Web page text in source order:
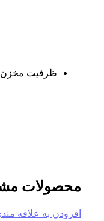
ظرفیت مخزن آسیاب: شما در هر مرحله از
محصولات
افزودن به علاقه